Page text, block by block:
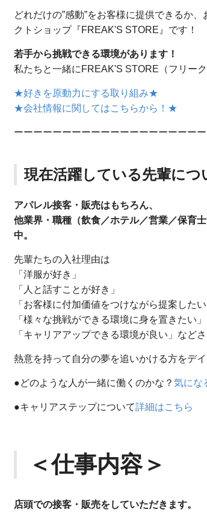
どれだけの”感動”をお客様に提供できるか
クトショップ『FREAK'S STORE』です！
若手から挑戦できる環境があります！
私たちと一緒にFREAK'S STORE（フリー
★好きを原動力にする取り組み★
★会社情報に関してはこちらから！★
ーーーーーーーーーーーーーーーーーーー
現在活躍している先輩につ
アパレル接客・販売はもちろん、
他業界・職種（飲食／ホテル／営業／保育
中。
先輩たちの入社理由は
「洋服が好き」
「人と話すことが好き」
「お客様に付加価値をつけながら提案したい
「様々な挑戦ができる環境に身を置きたい」
「キャリアアップできる環境が良い」などさ
熱意を持って自分の夢を追いかける方をデ
●どのような人が一緒に働くのかな？ 気にな
●キャリアステップについて詳細はこちら
＜仕事内容＞
店頭での接客・販売をしていただきます。